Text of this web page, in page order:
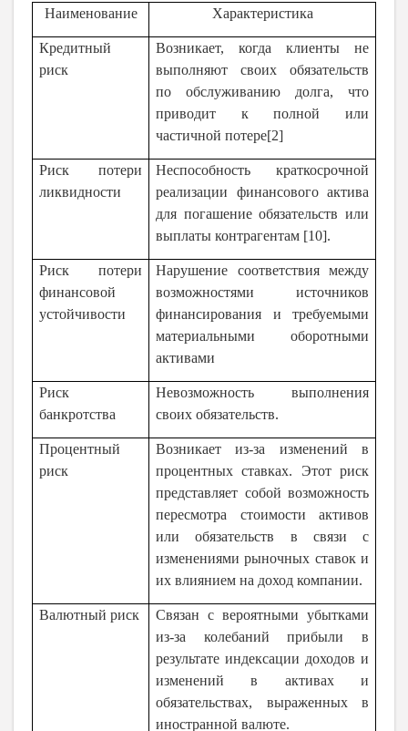
Наименование Характеристика
Кредитный
риск
Возникает, когда клиенты не
выполняют своих обязательств
по обслуживанию долга, что
приводит к полной или
частичной потере[2]
Риск потери
ликвидности
Неспособность краткосрочной
реализации финансового актива
для погашение обязательств или
выплаты контрагентам [10].
Риск потери
финансовой
устойчивости
Нарушение соответствия между
возможностями источников
финансирования и требуемыми
материальными оборотными
активами
Риск
банкротства
Невозможность выполнения
своих обязательств.
Процентный
риск
Возникает из-за изменений в
процентных ставках. Этот риск
представляет собой возможность
пересмотра стоимости активов
или обязательств в связи с
изменениями рыночных ставок и
их влиянием на доход компании.
Валютный риск
Связан с вероятными убытками
из-за колебаний прибыли в
результате индексации доходов и
изменений в активах и
обязательствах, выраженных в
иностранной валюте.